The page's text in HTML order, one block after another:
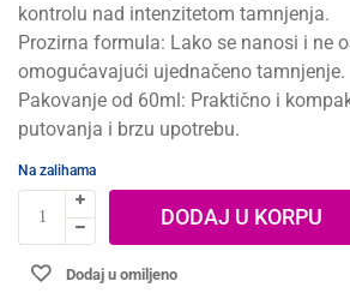
kontrolu nad intenzitetom tamnjenja.
Prozirna formula: Lako se nanosi i ne
omogućavajući ujednačeno tamnjenje.
Pakovanje od 60ml: Praktično i
putovanja i brzu upotrebu.
Na zalihama
DODAJ U KORPU
Dodaj u omiljeno